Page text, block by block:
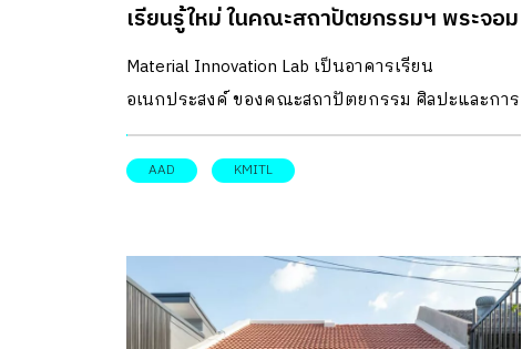
เรียนรู้ใหม่ ในคณะสถาปัตยกรรมฯ พระจอม
เกล้าฯ ลาดกระบัง
Material Innovation Lab เป็นอาคารเรียน
อเนกประสงค์ ของคณะสถาปัตยกรรม ศิลปะและการ
ออกแบบ สถาบันเทคโนโลยีพระจอมเกล้าเจ้าคุณ
ทหาร ลาดกระบัง รีโนเวตอาคารปฏิบัติการหลังเดิม
Leesuraplanon (ธีรชัย ลี้สุรพลานนท์) และคณะผู้
ออกแบบจากคณะสถาปัตยกรรม ศิลปะและการ
ออกแบบ สถาบันเทคโนโลยีพระจอมเกล้าเจ้าคุณ
AAD KMITL